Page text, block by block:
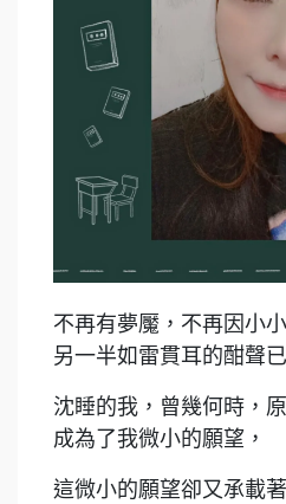
不再有夢魘，不再因小
另一半如雷貫耳的酣聲
沈睡的我，曾幾何時，
成為了我微小的願望，
這微小的願望卻又承載